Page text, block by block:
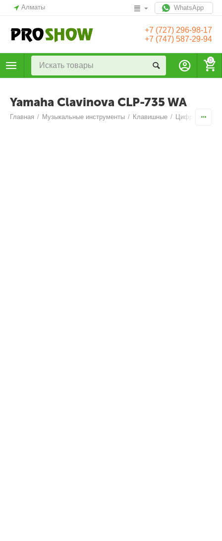
Алматы WhatsApp
+7 (727) 296-98-17
+7 (747) 587-29-94
0
Yamaha Clavinova CLP-735 WA
Главная / Музыкальные инструменты / Клавишные / Цифровые